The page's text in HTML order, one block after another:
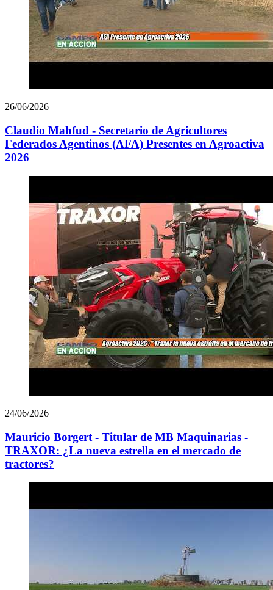
26/06/2026
Claudio Mahfud - Secretario de Agricultores
Federados Agentinos (AFA) Presentes en Agroactiva
2026
24/06/2026
Mauricio Borgert - Titular de MB Maquinarias -
TRAXOR: ¿La nueva estrella en el mercado de
tractores?